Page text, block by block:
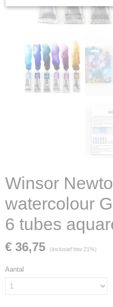
Winsor
watercolour
6 tubes
€ 36,75 (inclusief btw 21%)
Aantal